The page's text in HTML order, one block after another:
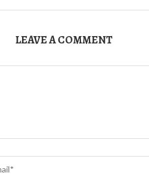
LEAVE A COMMENT